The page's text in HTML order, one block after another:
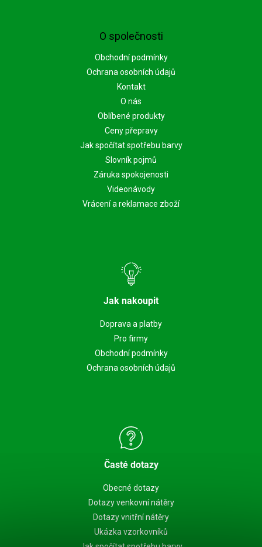
O společnosti
Obchodní podmínky
Ochrana osobních údajů
Kontakt
O nás
Oblíbené produkty
Ceny přepravy
Jak spočítat spotřebu barvy
Slovník pojmů
Záruka spokojenosti
Videonávody
Vrácení a reklamace zboží
Jak nakoupit
Doprava a platby
Pro firmy
Obchodní podmínky
Ochrana osobních údajů
Časté dotazy
Obecné dotazy
Dotazy venkovní nátěry
Dotazy vnitřní nátěry
Ukázka vzorkovníků